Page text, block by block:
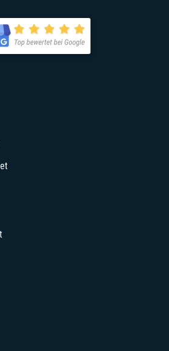
öffnet in neuem Fenster
öffnet in neuem Fenster
neuem Fenster
öffnet in neuem Fenster
neuem Fenster
neuem Fenster
Fenster
Fenster